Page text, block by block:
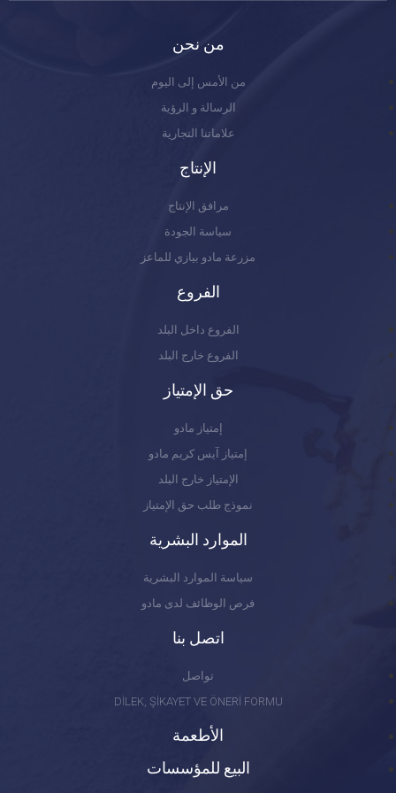
من نحن
من الأمس إلى اليوم
الرسالة و الرؤية
علاماتنا التجارية
الإنتاج
مرافق الإنتاج
سياسة الجودة
مزرعة مادو بيازي للماعز
الفروع
الفروع داخل البلد
الفروع خارج البلد
حق الإمتياز
إمتياز مادو
إمتياز آيس كريم مادو
الإمتياز خارج البلد
نموذج طلب حق الإمتياز
الموارد البشرية
سياسة الموارد البشرية
فرص الوظائف لدى مادو
اتصل بنا
تواصل
DİLEK, ŞİKAYET VE ÖNERİ FORMU
الأطعمة
البيع للمؤسسات